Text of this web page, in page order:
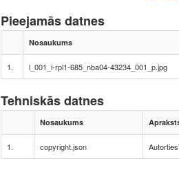
Pieejamās datnes
Nosaukums
1. l_001_i-rpl1-685_nba04-43234_001_p.jpg
Tehniskās datnes
Nosaukums
1. copyright.json